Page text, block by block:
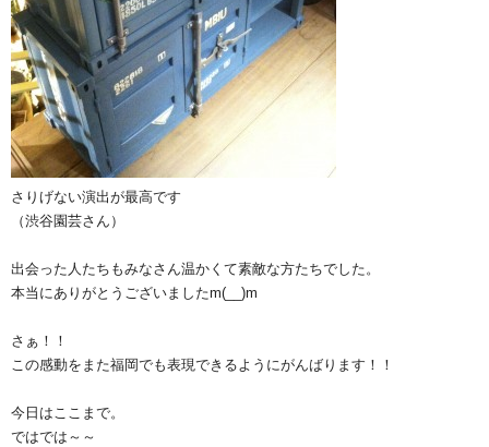
さりげない演出が最高です
（渋谷園芸さん）
出会った人たちもみなさん温かくて素敵な方たちでした。
本当にありがとうございましたm(__)m
さぁ！！
この感動をまた福岡でも表現できるようにがんばります！！
今日はここまで。
ではでは～～